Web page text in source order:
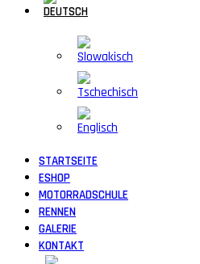
STARTSEITE
ESHOP
MOTORRADSCHULE
RENNEN
GALERIE
KONTAKT